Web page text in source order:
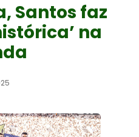
Santos faz
na